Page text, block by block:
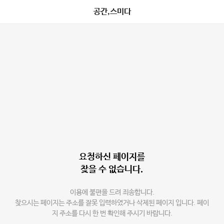
공간,스미다
요청하신 페이지를
찾을 수 없습니다.
이용에 불편을 드려 죄송합니다.
찾으시는 페이지는 주소를 잘못 입력하였거나 삭제된 페이지 입니다. 페이
지 주소를 다시 한 번 확인해 주시기 바랍니다.